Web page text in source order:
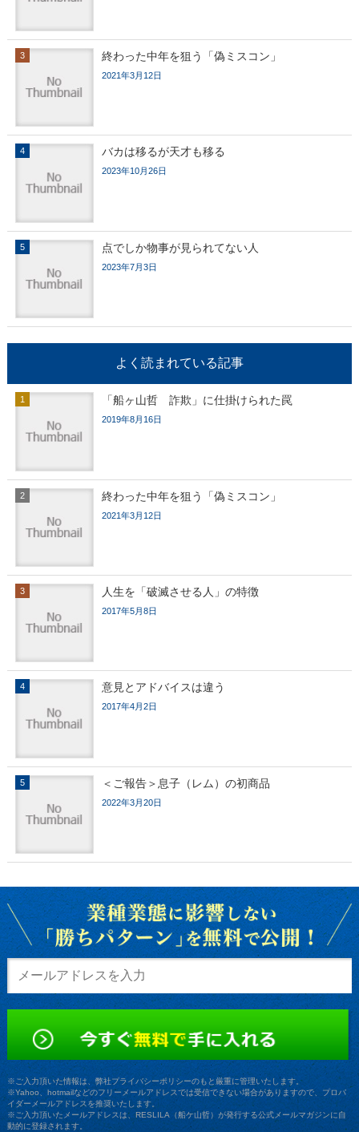
終わった中年を狙う「偽ミスコン」
2021年3月12日
バカは移るが天才も移る
2023年10月26日
点でしか物事が見られてない人
2023年7月3日
よく読まれている記事
「船ヶ山哲 詐欺」に仕掛けられた罠
2019年8月16日
終わった中年を狙う「偽ミスコン」
2021年3月12日
人生を「破滅させる人」の特徴
2017年5月8日
意見とアドバイスは違う
2017年4月2日
＜ご報告＞息子（レム）の初商品
2022年3月20日
※ご入力頂いた情報は、弊社プライバシーポリシーのもと厳重に管理いたします。
※Yahoo、hotmailなどのフリーメールアドレスでは受信できない場合がありますので、プロバ
イダーメールアドレスを推奨いたします。
※ご入力頂いたメールアドレスは、RESLILA（船ケ山哲）が発行する公式メールマガジンに自
動的に登録されます。